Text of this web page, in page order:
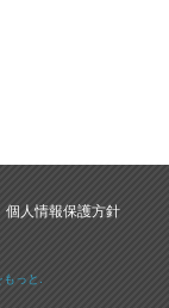
個人情報保護方針
っと.